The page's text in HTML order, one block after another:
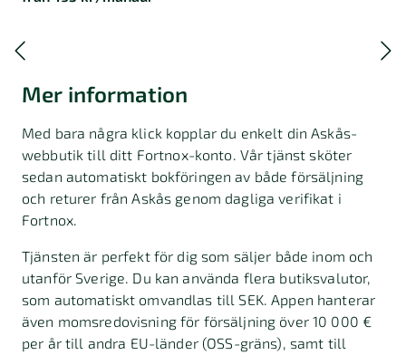
Mer information
Med bara några klick kopplar du enkelt din Askås-
webbutik till ditt Fortnox-konto. Vår tjänst sköter
sedan automatiskt bokföringen av både försäljning
och returer från Askås genom dagliga verifikat i
Fortnox.
Tjänsten är perfekt för dig som säljer både inom och
utanför Sverige. Du kan använda flera butiksvalutor,
som automatiskt omvandlas till SEK. Appen hanterar
även momsredovisning för försäljning över 10 000 €
per år till andra EU-länder (OSS-gräns), samt till